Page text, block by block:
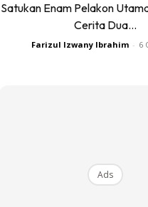
Satukan Enam Pelakon
Cerita Dua...
Farizul Izwany Ibrahim - 6
Ads